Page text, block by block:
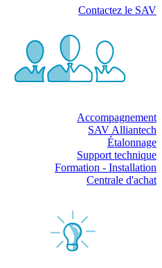
Contactez le SAV
Accompagnement
SAV Alliantech
Étalonnage
Support technique
Formation - Installation
Centrale d'achat